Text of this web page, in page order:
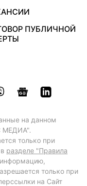
ПУБЛИЧНОЙ
на данном
МЕДИА".
только при
разделе "Правила
только при
на Сайт